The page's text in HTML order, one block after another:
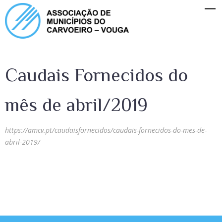
Caudais Fornecidos do
mês de abril/2019
https://amcv.pt/caudaisfornecidos/caudais-fornecidos-do-mes-de-
abril-2019/